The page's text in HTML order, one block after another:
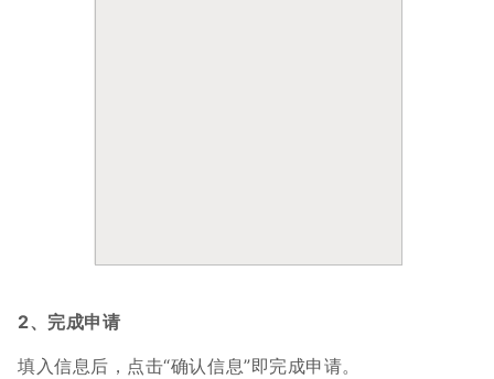
2、完成申请
填入信息后，点击“确认信息”即完成申请。